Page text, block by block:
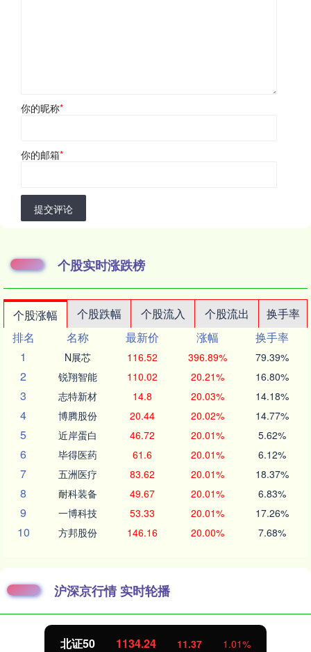
你的昵称*
你的邮箱*
提交评论
个股实时涨跌榜
个股涨幅 个股跌幅 个股流入 个股流出
换手率
排名
名称 最新价 涨幅
换手率
1
N展芯 116.52 396.89% 79.39%
2 锐翔智能 110.02 20.21% 16.80%
3 志特新材 14.8 20.03% 14.18%
4 博腾股份 20.44 20.02% 14.77%
5 近岸蛋白 46.72 20.01% 5.62%
6 毕得医药 61.6 20.01% 6.12%
7 五洲医疗 83.62 20.01% 18.37%
8 耐科装备 49.67 20.01% 6.83%
9 一博科技 53.33 20.01% 17.26%
10 方邦股份 146.16 20.00% 7.68%
沪深京行情 实时轮播
北证50 1134.24 11.37 1.01%